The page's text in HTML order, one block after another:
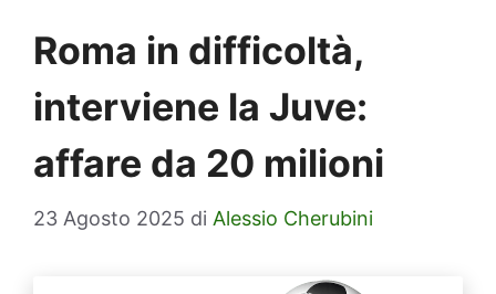
Roma in difficoltà,
interviene la Juve:
affare da 20 milioni
23 Agosto 2025 di Alessio Cherubini